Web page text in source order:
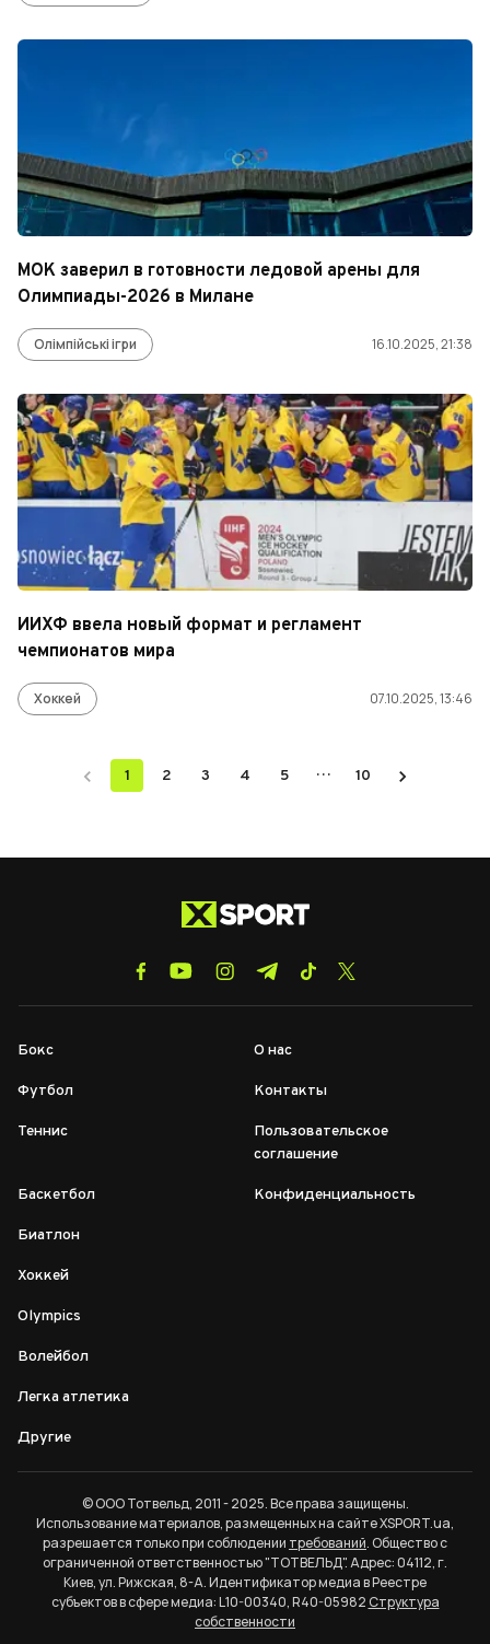
МОК заверил в готовности ледовой арены для
Олимпиады-2026 в Милане
Олімпійські ігри 16.10.2025, 21:38
ИИХФ ввела новый формат и регламент
чемпионатов мира
Хоккей 07.10.2025, 13:46
1 2 3 4 5 … 10
Бокс
Футбол
Теннис
Баскетбол
Биатлон
Хоккей
Olympics
Волейбол
Легка атлетика
Другие
О нас
Контакты
Пользовательское
соглашение
Конфиденциальность
© ООО Тотвельд, 2011 - 2025. Все права защищены.
Использование материалов, размещенных на сайте XSPORT.ua,
разрешается только при соблюдении требований. Общество с
ограниченной ответственностью "ТОТВЕЛЬД". Адрес: 04112, г.
Киев, ул. Рижская, 8-А. Идентификатор медиа в Реестре
субъектов в сфере медиа: L10-00340, R40-05982Структура
собственности